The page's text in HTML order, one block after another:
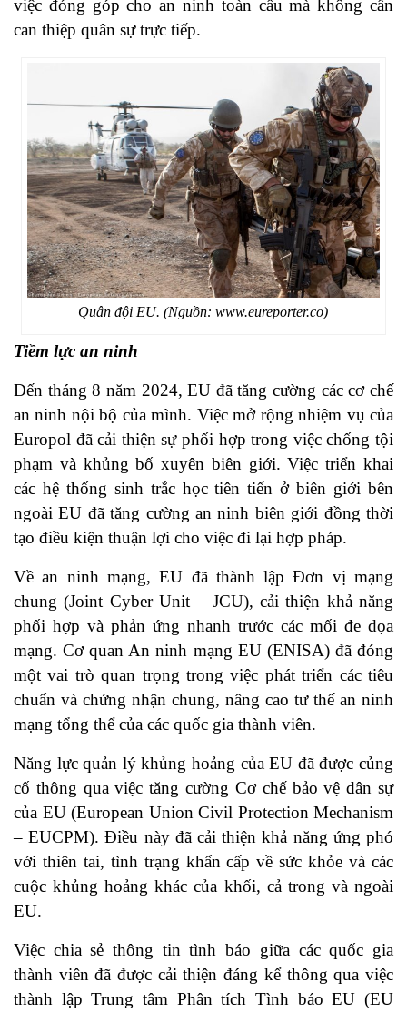
việc đóng góp cho an ninh toàn cầu mà không cần
can thiệp quân sự trực tiếp.
Quân đội EU. (Nguồn: www.eureporter.co)
Tiềm lực an ninh
Đến tháng 8 năm 2024, EU đã tăng cường các cơ chế
an ninh nội bộ của mình. Việc mở rộng nhiệm vụ của
Europol đã cải thiện sự phối hợp trong việc chống tội
phạm và khủng bố xuyên biên giới. Việc triển khai
các hệ thống sinh trắc học tiên tiến ở biên giới bên
ngoài EU đã tăng cường an ninh biên giới đồng thời
tạo điều kiện thuận lợi cho việc đi lại hợp pháp.
Về an ninh mạng, EU đã thành lập Đơn vị mạng
chung (Joint Cyber Unit – JCU), cải thiện khả năng
phối hợp và phản ứng nhanh trước các mối đe dọa
mạng. Cơ quan An ninh mạng EU (ENISA) đã đóng
một vai trò quan trọng trong việc phát triển các tiêu
chuẩn và chứng nhận chung, nâng cao tư thế an ninh
mạng tổng thể của các quốc gia thành viên.
Năng lực quản lý khủng hoảng của EU đã được củng
cố thông qua việc tăng cường Cơ chế bảo vệ dân sự
của EU (European Union Civil Protection Mechanism
– EUCPM). Điều này đã cải thiện khả năng ứng phó
với thiên tai, tình trạng khẩn cấp về sức khỏe và các
cuộc khủng hoảng khác của khối, cả trong và ngoài
EU.
Việc chia sẻ thông tin tình báo giữa các quốc gia
thành viên đã được cải thiện đáng kể thông qua việc
thành lập Trung tâm Phân tích Tình báo EU (EU